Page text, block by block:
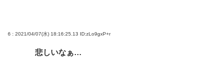
6 : 2021/04/07(水) 18:16:25.13 ID:zLo9gxP+r
悲しいなぁ…